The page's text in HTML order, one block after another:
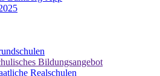
Bildungsangebot
Realschulen